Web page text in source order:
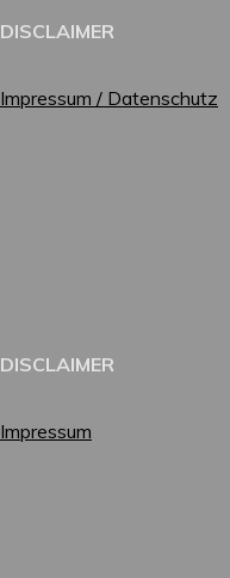
DISCLAIMER
Impressum / Datenschutz
DISCLAIMER
Impressum